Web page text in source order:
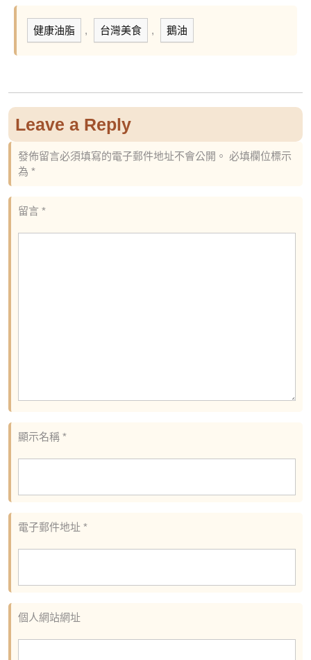
健康油脂 , 台灣美食 , 鵝油
Leave a Reply
發佈留言必須填寫的電子郵件地址不會公開。 必填欄位標示
為 *
留言 *
顯示名稱 *
電子郵件地址 *
個人網站網址